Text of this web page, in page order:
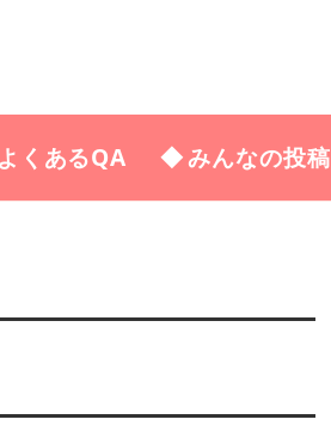
よくあるQA みんなの投稿